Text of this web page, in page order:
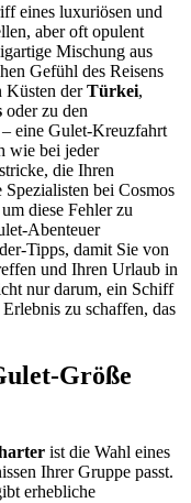
eines luxuriösen und
aber oft opulent
Mischung aus
Gefühl des Reisens
Küsten derTürkei,
oder zu den
– eine Gulet-Kreuzfahrt
wie bei jeder
die Ihren
bei Cosmos
diese Fehler zu
Abenteuer
Tipps, damit Sie von
und Ihren Urlaub in
nur darum, ein Schiff
zu schaffen, das
Größe
ist die Wahl eines
Ihrer Gruppe passt.
erhebliche